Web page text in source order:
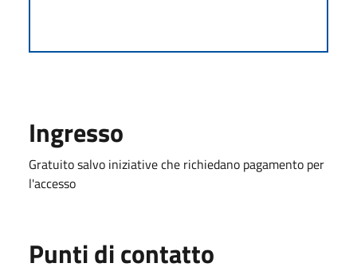
Ingresso
Gratuito salvo iniziative che richiedano pagamento per
l'accesso
Punti di contatto